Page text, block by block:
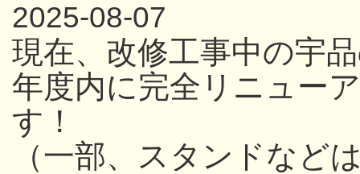
2025-08-07
現在、改修工事中の宇
年度内に完全リニュー
す！
（一部、スタンドなど